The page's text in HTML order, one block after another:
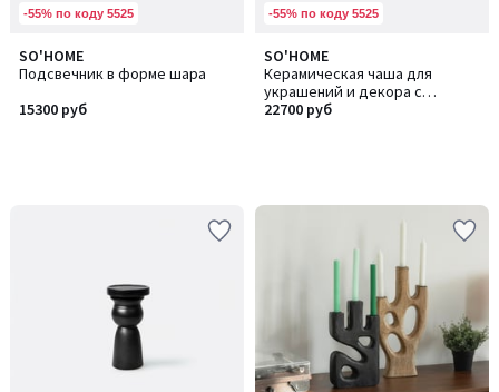
-55% по коду 5525
SO'HOME
Подсвечник в форме шара
15300 руб
-55% по коду 5525
SO'HOME
Керамическая чаша для
украшений и декора с
графичной росписью
22700 руб